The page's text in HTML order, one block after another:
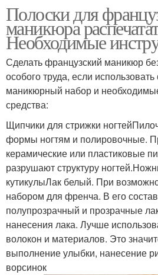
Полоски для
маникюра
Необходимые
Сделать французский маникюр
особого труда, если
маникюрный набор и
средства:
Щипчики для стрижки
формы ногтям и полировочные.
керамические или пластиковые
разрушают структуру
кутикулыЛак белый. При
набором для френча. В его
полупрозрачный и прозрачные
нанесения лака. Лучше
волокон и материалов. Это
выполнение улыбки, нанесение
ворсинок